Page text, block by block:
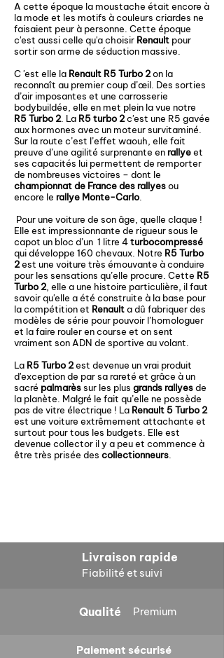
A cette époque la moustache était encore à
la mode et les motifs à couleurs criardes ne
faisaient peur à personne. Cette époque
c'est aussi celle qu'a choisir Renault pour
sortir son arme de séduction massive.
C 'est elle la Renault R5 Turbo 2on la
reconnaît au premier coup d’œil. Des sorties
d’air imposantes et une carrosserie
bodybuildée, elle en met plein la vue notre
R5 Turbo 2. La R5 turbo 2c'est une R5 gavée
aux hormones avec un moteur survitaminé.
Sur la route c’est l’effet waouh, elle fait
preuve d’une agilité surprenante enrallyeet
ses capacités lui permettent de remporter
de nombreuses victoires – dont le
championnat de France des rallyesou
encore le rallye Monte-Carlo.
Pour une voiture de son âge, quelle claque !
Elle est impressionnante de rigueur sous le
capot un bloc d’un 1 litre 4turbocompressé
qui développe 160 chevaux. Notre R5 Turbo
2est une voiture très émouvante à conduire
pour les sensations qu’elle procure. Cette R5
Turbo 2, elle a une histoire particulière, il faut
savoir qu'elle a été construite à la base pour
la compétition et Renaulta dû fabriquer des
modèles de série pour pouvoir l’homologuer
et la faire rouler en course et on sent
vraiment son ADN de sportive au volant.
La R5 Turbo 2est devenue un vrai produit
d'exception de par sa rareté et grâce à un
sacré palmarèssur les plus grands rallyesde
la planète. Malgré le fait qu’elle ne possède
pas de vitre électrique ! La Renault 5 Turbo 2
est une voiture extrêmement attachante et
surtout pour tous les budgets. Elle est
devenue collector il y a peu et commence à
être très prisée des collectionneurs.
Livraison rapide
Fiabilité et suivi
Qualité Premium
Paiement sécurisé